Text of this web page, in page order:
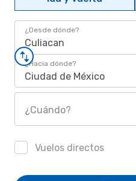
¿Desde dónde?
Culiacan
¿Hacia dónde?
Ciudad de México
¿Cuándo?
Vuelos directos